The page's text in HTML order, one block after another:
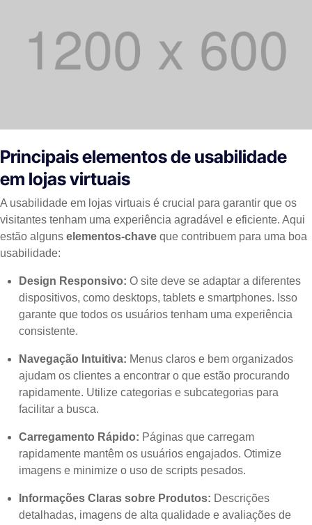
Principais elementos de usabilidade
em lojas virtuais
A usabilidade em lojas virtuais é crucial para garantir que os
visitantes tenham uma experiência agradável e eficiente. Aqui
estão alguns elementos-chave que contribuem para uma boa
usabilidade:
Design Responsivo: O site deve se adaptar a diferentes
dispositivos, como desktops, tablets e smartphones. Isso
garante que todos os usuários tenham uma experiência
consistente.
Navegação Intuitiva: Menus claros e bem organizados
ajudam os clientes a encontrar o que estão procurando
rapidamente. Utilize categorias e subcategorias para
facilitar a busca.
Carregamento Rápido: Páginas que carregam
rapidamente mantêm os usuários engajados. Otimize
imagens e minimize o uso de scripts pesados.
Informações Claras sobre Produtos: Descrições
detalhadas, imagens de alta qualidade e avaliações de